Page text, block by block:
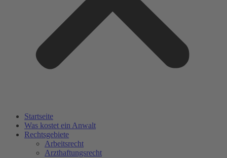
Startseite
Was kostet ein Anwalt
Rechtsgebiete
Arbeitsrecht
Arzthaftungsrecht